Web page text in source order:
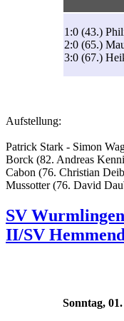
1:0 (43.)
2:0 (65.)
3:0 (67.)
Aufstellung:
Patrick Stark - Simon
Borck (82. Andreas
Cabon (76. Christian
Mussotter (76. David
SV
II/SV
Sonntag,